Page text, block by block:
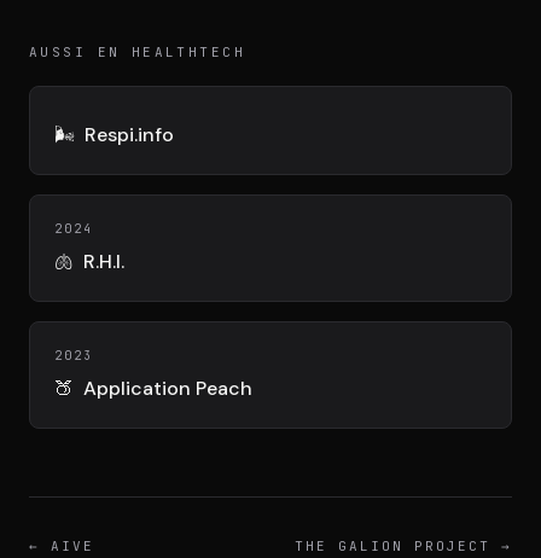
LE GROUPE
DIVA
VENTURE ARTISAN & STUDIO
DIMA
CONSEIL M&A AUGMENTÉ
DIAA
AGENCE CONSEIL & SSII
Connexion
AUSSI EN HEALTHTECH
🌬️ Respi.info
2024
🫁 R.H.I.
2023
🍑 Application Peach
← AIVE THE GALION PROJECT →